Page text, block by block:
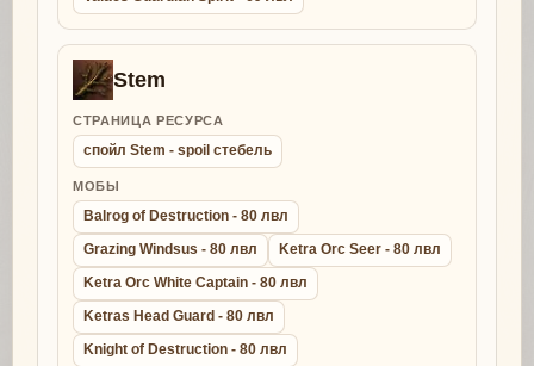
Stem
СТРАНИЦА РЕСУРСА
спойл Stem - spoil стебель
МОБЫ
Balrog of Destruction - 80 лвл
Grazing Windsus - 80 лвл
Ketra Orc Seer - 80 лвл
Ketra Orc White Captain - 80 лвл
Ketras Head Guard - 80 лвл
Knight of Destruction - 80 лвл